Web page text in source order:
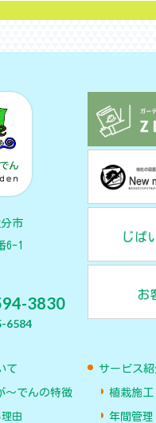
市
6-1
3830
6584
て
〜でんの特徴
由
サービス
植栽施工
年間管理